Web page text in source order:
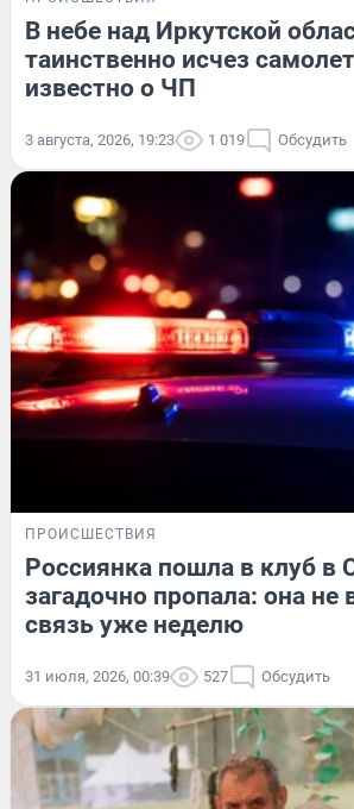
В небе над Иркутской
таинственно исчез
известно о ЧП
3 августа, 2026, 19:23 1 019 Обсудить
ПРОИСШЕСТВИЯ
Россиянка пошла в клуб в
загадочно пропала: она не
связь уже неделю
31 июля, 2026, 00:39 527 Обсудить